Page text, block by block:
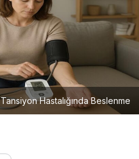
Tansiyon Hastalığında Beslenme